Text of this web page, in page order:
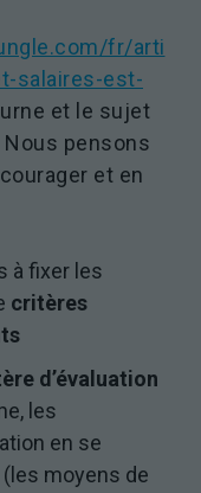
fr/arti
salaires-est-
et le sujet
pensons
et en
à fixer les
critères
d’évaluation
les
en se
moyens de